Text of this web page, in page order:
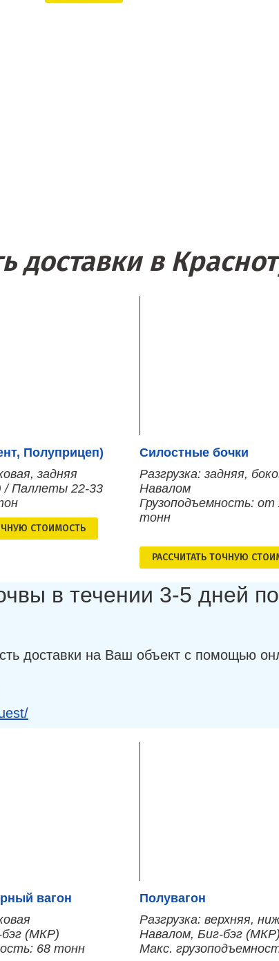
доставки в
Полуприцеп)
задняя
/ Паллеты 22-33
СТОИМОСТЬ
Силостные бочки
Разгрузка: задняя,
Навалом
Грузоподъемность: от
тонн
РАСCЧИТАТЬ ТОЧНУЮ
в течении 3-5 дней
доставки на Ваш объект с помощью
вагон
(МКР)
68 тонн
Полувагон
Разгрузка: верхняя,
Навалом, Биг-бэг (МКР)
Макс.